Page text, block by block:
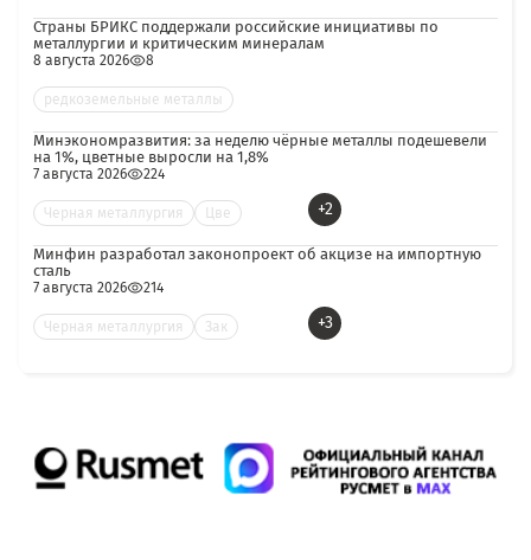
Страны БРИКС поддержали российские инициативы по
металлургии и критическим минералам
8 августа 2026 8
редкоземельные металлы
Минэкономразвития: за неделю чёрные металлы подешевели
на 1%, цветные выросли на 1,8%
7 августа 2026 224
Черная металлургия Цве +2
Минфин разработал законопроект об акцизе на импортную
сталь
7 августа 2026 214
Черная металлургия Зак +3